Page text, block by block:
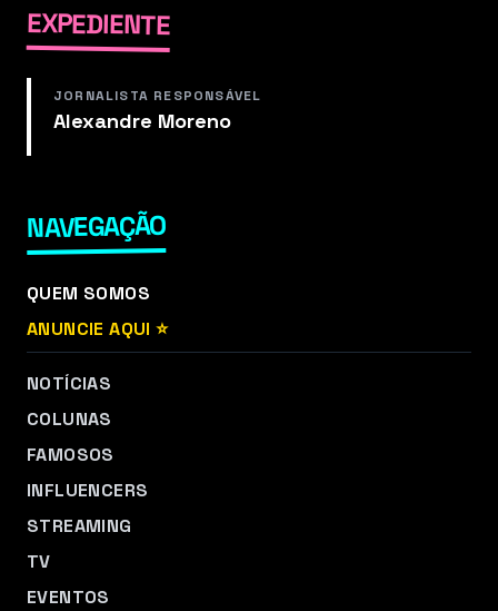
EXPEDIENTE
JORNALISTA RESPONSÁVEL
Alexandre Moreno
NAVEGAÇÃO
QUEM SOMOS
ANUNCIE AQUI ⭐
NOTÍCIAS
COLUNAS
FAMOSOS
INFLUENCERS
STREAMING
TV
EVENTOS